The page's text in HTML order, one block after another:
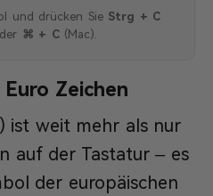
und drücken Sie Strg + C
⌘ + C(Mac).
Zeichen
ist weit mehr als nur
auf der Tastatur – es
der europäischen